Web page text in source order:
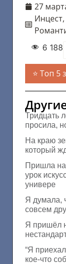
27
Инцест,
6 188
Топ 5
Тридцать
просила,
На краю
который
Пришла на
урок
универе
Я думала,
совсем
Я пришёл
“Я
кое-что